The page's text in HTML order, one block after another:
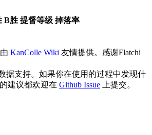
B胜 提督等级 掉落率
KanColle Wiki 友情提供。感谢Flatchi
据支持。如果你在使用的过程中发现什
建议都欢迎在 Github Issue 上提交。